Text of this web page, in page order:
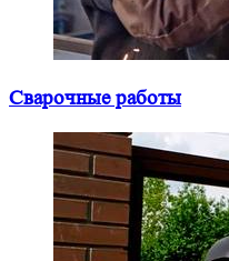
Сварочные работы